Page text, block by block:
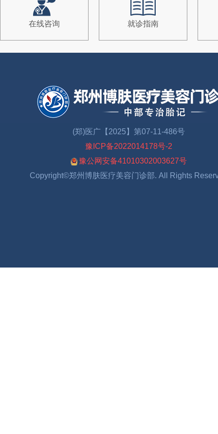
在线咨询 就诊指南
(郑)医广【2025】第07-11-486号
豫ICP备2022014178号-2
豫公网安备41010302003627号
Copyright©郑州博肤医疗美容门诊部. All Rights